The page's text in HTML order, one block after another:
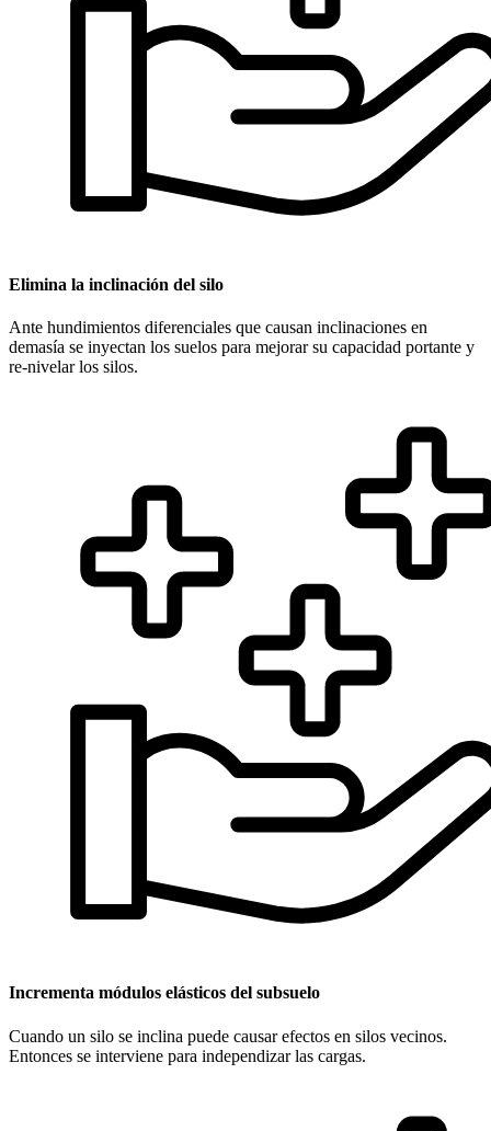
Elimina la inclinación del silo
Ante hundimientos diferenciales que causan inclinaciones en
demasía se inyectan los suelos para mejorar su capacidad portante y
re-nivelar los silos.
Incrementa módulos elásticos del subsuelo
Cuando un silo se inclina puede causar efectos en silos vecinos.
Entonces se interviene para independizar las cargas.